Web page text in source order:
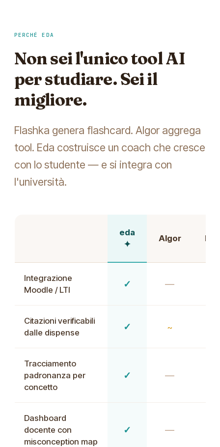
PERCHÉ EDA
Non sei l'unico tool AI
per studiare. Sei il
migliore.
Flashka genera flashcard. Algor aggrega
tool. Eda costruisce un coach che cresce
con lo studente — e si integra con
l'università.
eda
✦
Algor
Integrazione
Moodle / LTI
✓ —
Citazioni verificabili
dalle dispense
✓ ~
Tracciamento
padronanza per
concetto
✓ —
Dashboard
docente con
misconception map
✓ —